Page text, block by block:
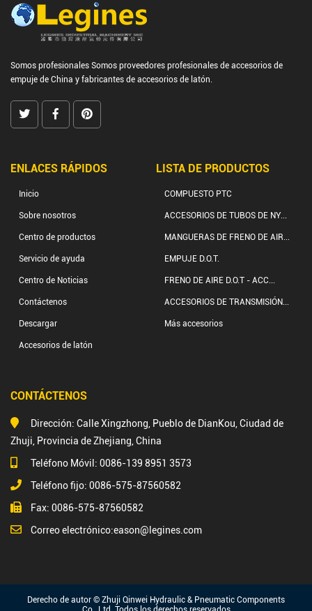
Somos profesionales Somos proveedores profesionales de accesorios de
empuje de China y fabricantes de accesorios de latón.
ENLACES RÁPIDOS
Inicio
Sobre nosotros
Centro de productos
Servicio de ayuda
Centro de Noticias
Contáctenos
Descargar
Accesorios de latón
LISTA DE PRODUCTOS
COMPUESTO PTC
ACCESORIOS DE TUBOS DE NY...
MANGUERAS DE FRENO DE AIR...
EMPUJE D.O.T.
FRENO DE AIRE D.O.T - ACC...
ACCESORIOS DE TRANSMISIÓN...
Más accesorios
CONTÁCTENOS
Dirección: Calle Xingzhong, Pueblo de DianKou, Ciudad de
Zhuji, Provincia de Zhejiang, China
Teléfono Móvil: 0086-139 8951 3573
Teléfono fijo: 0086-575-87560582
Fax: 0086-575-87560582
Correo electrónico:eason@legines.com
Derecho de autor © Zhuji Qinwei Hydraulic & Pneumatic Components